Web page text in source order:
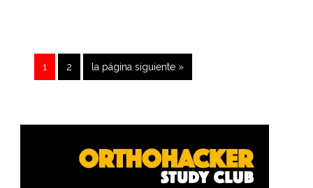
Página
1 Página
2
Ir
a
la página siguiente »
Barra
primaria